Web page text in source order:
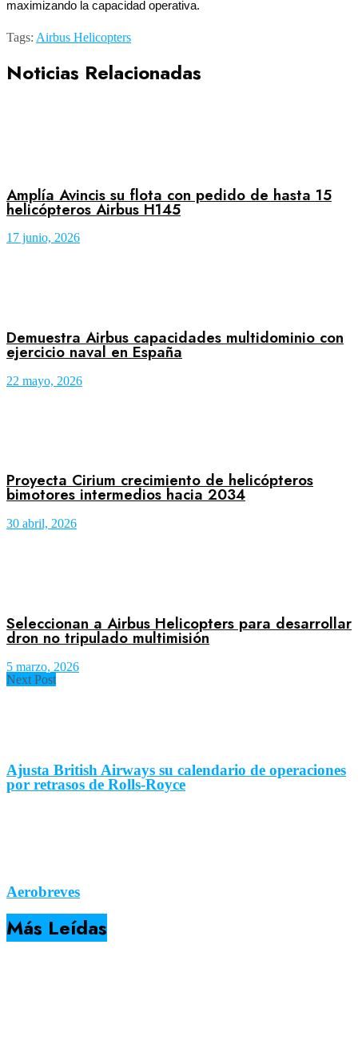
maximizando la capacidad operativa.
Tags: Airbus Helicopters
Noticias Relacionadas
Amplía Avincis su flota con pedido de hasta 15
helicópteros Airbus H145
17 junio, 2026
Demuestra Airbus capacidades multidominio con
ejercicio naval en España
22 mayo, 2026
Proyecta Cirium crecimiento de helicópteros
bimotores intermedios hacia 2034
30 abril, 2026
Seleccionan a Airbus Helicopters para desarrollar
dron no tripulado multimisión
5 marzo, 2026
Next Post
Ajusta British Airways su calendario de operaciones
por retrasos de Rolls-Royce
Aerobreves
Más Leídas